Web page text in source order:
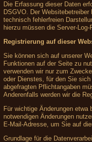
Die Erfassung dieser Daten
DSGVO. Der
technisch fehlerfreien
hierzu müssen die Server-
Registrierung auf dieser
Sie können sich auf unserer
Funktionen auf der Seite zu
verwenden wir nur zum
oder Dienstes, für den Sie
abgefragten Pflichtangaben
Anderenfalls werden wir die
Für wichtige Änderungen
notwendigen Änderungen
E-Mail-Adresse, um Sie auf
Grundlage für die